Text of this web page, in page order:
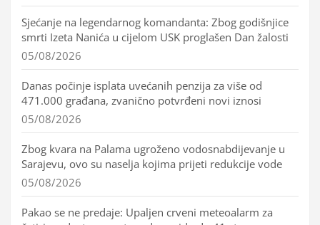
Sjećanje na legendarnog komandanta: Zbog godišnjice
smrti Izeta Nanića u cijelom USK proglašen Dan žalosti
05/08/2026
Danas počinje isplata uvećanih penzija za više od
471.000 građana, zvanično potvrđeni novi iznosi
05/08/2026
Zbog kvara na Palama ugroženo vodosnabdijevanje u
Sarajevu, ovo su naselja kojima prijeti redukcije vode
05/08/2026
Pakao se ne predaje: Upaljen crveni meteoalarm za